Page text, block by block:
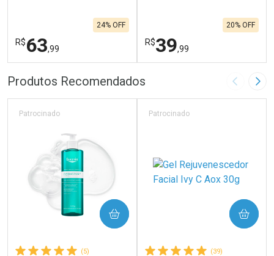
R$63,99
24% OFF
FECHAR
Laboratório
FECHAR
Por Menos
R$39,99
20% OFF
Laboratório
Por Menos
Produtos Recomendados Imagem
(5)
Patrocinado
COMPRAR
(39)
Patrocinado
COMPRAR